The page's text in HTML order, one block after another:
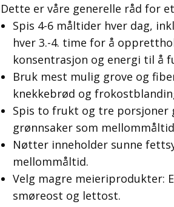
Dette er våre generelle råd for
Spis 4-6 måltider hver dag,
hver 3.-4. time for å
konsentrasjon og energi til å
Bruk mest mulig grove og
knekkebrød og
Spis to frukt og tre porsjoner
grønnsaker som
Nøtter inneholder sunne
mellommåltid.
Velg magre meieriprodukter:
smøreost og lettost.